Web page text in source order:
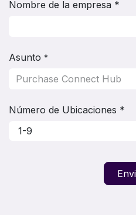
Nombre de la empresa *
Asunto *
Número de Ubicaciones *